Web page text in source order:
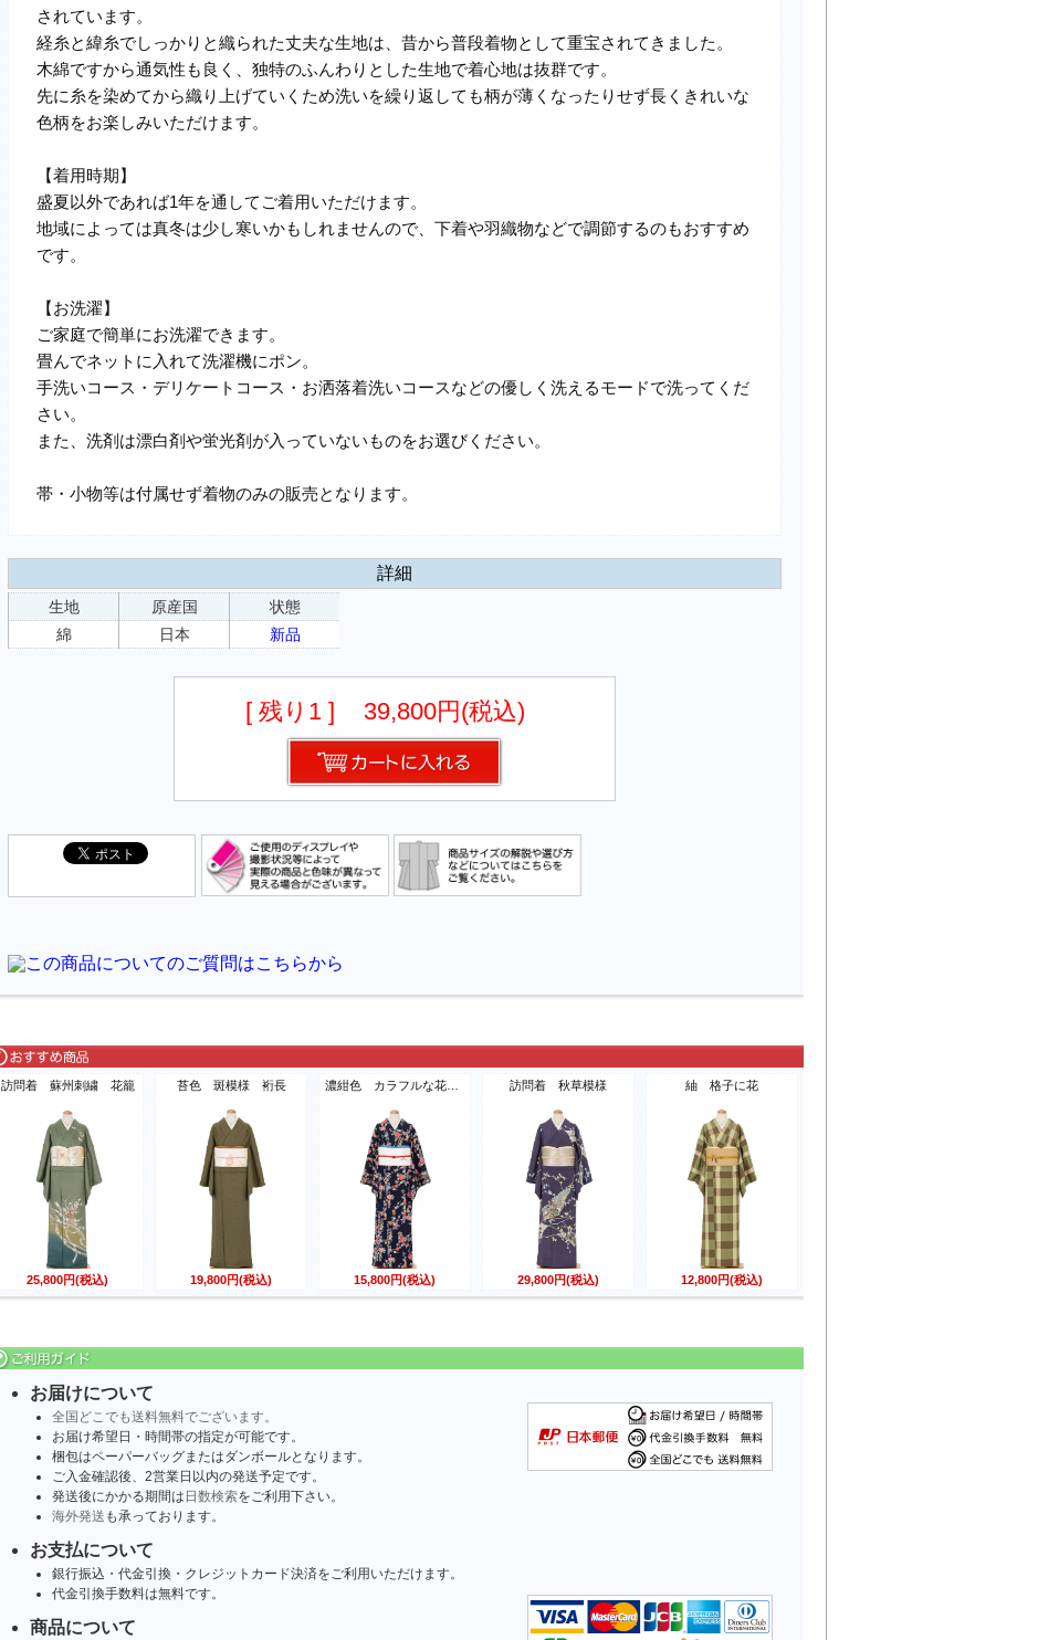
されています。
経糸と緯糸でしっかりと織られた丈夫な生地は、昔から普段着物として重宝されてきました。
木綿ですから通気性も良く、独特のふんわりとした生地で着心地は抜群です。
先に糸を染めてから織り上げていくため洗いを繰り返しても柄が薄くなったりせず長くきれいな
色柄をお楽しみいただけます。
【着用時期】
盛夏以外であれば1年を通してご着用いただけます。
地域によっては真冬は少し寒いかもしれませんので、下着や羽織物などで調節するのもおすすめ
です。
【お洗濯】
ご家庭で簡単にお洗濯できます。
畳んでネットに入れて洗濯機にポン。
手洗いコース・デリケートコース・お洒落着洗いコースなどの優しく洗えるモードで洗ってくだ
さい。
また、洗剤は漂白剤や蛍光剤が入っていないものをお選びください。
帯・小物等は付属せず着物のみの販売となります。
詳細
生地
綿
原産国
日本
状態
新品
[ 残り1 ] 39,800円(税込)
訪問着 蘇州刺繍 花籠
25,800円(税込)
苔色 斑模様 裄長
19,800円(税込) 15,800円(税込)
訪問着 秋草模様
29,800円(税込)
紬 格子に花
12,800円(税込)
お届けについて
全国どこでも送料無料でございます。
お届け希望日・時間帯の指定が可能です。
梱包はペーパーバッグまたはダンボールとなります。
ご入金確認後、2営業日以内の発送予定です。
発送後にかかる期間は 日数検索をご利用下さい。
海外発送 も承っております。
お支払について
銀行振込・代金引換・クレジットカード決済をご利用いただけます。
代金引換手数料は無料です。
商品について